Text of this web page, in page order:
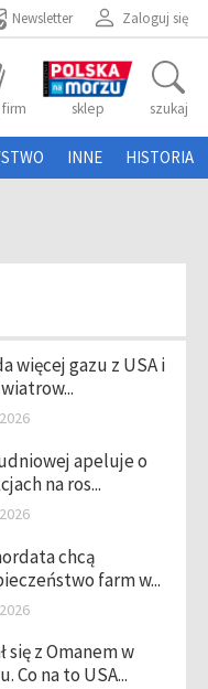
Zaloguj się
Newsletter
sklep szukaj
INNE HISTORIA
więcej gazu z USA i
apeluje o
na ros...
chcą
farm w...
się z Omanem w
Co na to USA...